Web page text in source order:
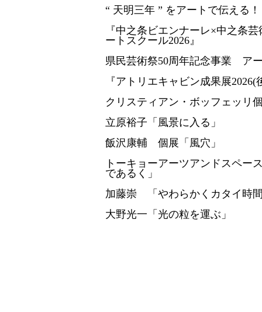
“ 天明三年 ” をアートで伝える
『中之条ビエンナーレ×中之条
ートスクール2026』
県民芸術祭50周年記念事業 ア
『アトリエキャビン成果展2026(
クリスティアン・ボッフェッリ
立原裕子「風景に入る」
飯沢康輔 個展「風穴」
トーキョーアーツアンドスペー
であるく」
加藤崇 「やわらかくカタイ時
大野光一「光の粒を運ぶ」